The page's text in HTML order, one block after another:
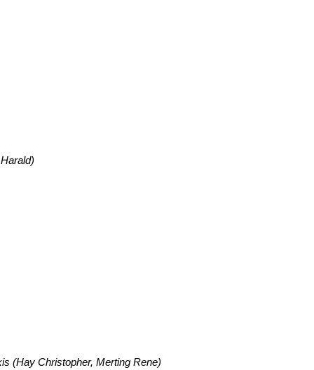
(Hay Christopher, Merting Rene)